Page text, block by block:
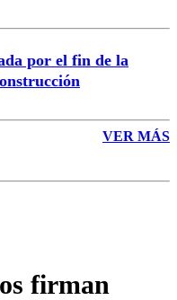
por el fin de la
VER MÁS
firman